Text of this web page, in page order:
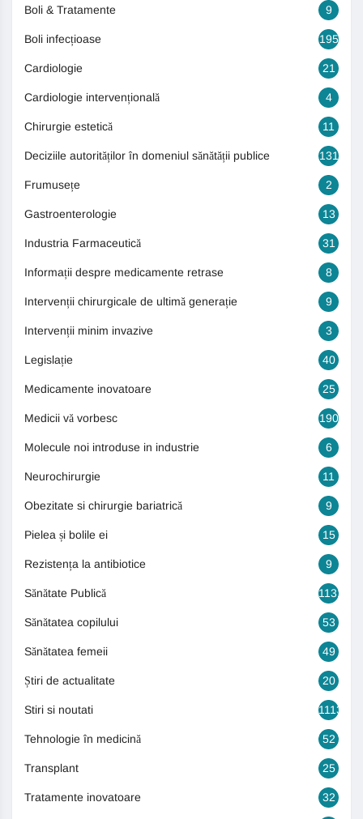
Boli & Tratamente 9
Boli infecțioase 195
Cardiologie 21
Cardiologie intervențională 4
Chirurgie estetică 11
Deciziile autorităților în domeniul sănătății publice 131
Frumusețe 2
Gastroenterologie 13
Industria Farmaceutică 31
Informații despre medicamente retrase 8
Intervenții chirurgicale de ultimă generație 9
Intervenții minim invazive 3
Legislație 40
Medicamente inovatoare 25
Medicii vă vorbesc 190
Molecule noi introduse in industrie 6
Neurochirurgie 11
Obezitate si chirurgie bariatrică 9
Pielea și bolile ei 15
Rezistența la antibiotice 9
Sănătate Publică 1131
Sănătatea copilului 53
Sănătatea femeii 49
Știri de actualitate 20
Stiri si noutati 1113
Tehnologie în medicină 52
Transplant 25
Tratamente inovatoare 32